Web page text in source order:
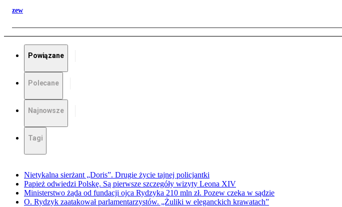
zew
Powiązane
Polecane
Najnowsze
Tagi
Nietykalna sierżant „Doris”. Drugie życie tajnej policjantki
Papież odwiedzi Polskę. Są pierwsze szczegóły wizyty Leona XIV
Ministerstwo żąda od fundacji ojca Rydzyka 210 mln zł. Pozew czeka w sądzie
O. Rydzyk zaatakował parlamentarzystów. „Żuliki w eleganckich krawatach”